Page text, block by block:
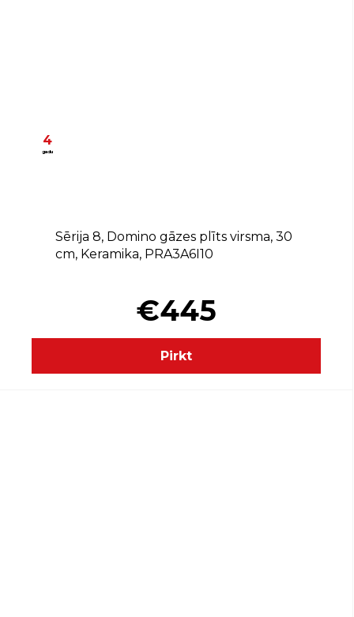
4
gadu
Sērija 8, Domino gāzes plīts virsma, 30
cm, Keramika, PRA3A6I10
€445
Pirkt